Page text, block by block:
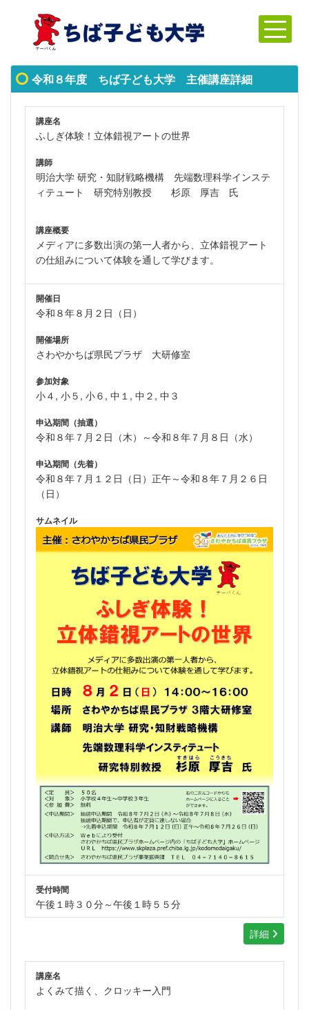
令和８年度 ちば子ども大学 主催講座詳細
講座名
ふしぎ体験！立体錯視アートの世界
講師
明治大学 研究・知財戦略機構 先端数理科学インステ
ィテュート 研究特別教授 杉原 厚吉 氏
講座概要
メディアに多数出演の第一人者から、立体錯視アート
の仕組みについて体験を通して学びます。
開催日
令和８年８月２日（日）
開催場所
さわやかちば県民プラザ 大研修室
参加対象
小４, 小５, 小６, 中１, 中２, 中３
申込期間（抽選）
令和８年７月２日（木）～令和８年７月８日（水）
申込期間（先着）
令和８年７月１２日（日）正午～令和８年７月２６日
（日）
サムネイル
受付時間
午後１時３０分～午後１時５５分
詳細
講座名
よくみて描く、クロッキー入門